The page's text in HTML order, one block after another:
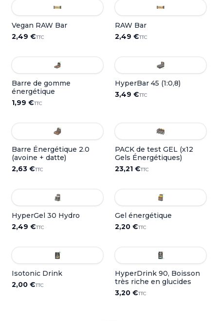
Vegan RAW Bar
2,49 €TTC
RAW Bar
2,49 €TTC
Barre de gomme
énergétique
1,99 €TTC
HyperBar 45 (1:0,8)
3,49 €TTC
Barre Énergétique 2.0
(avoine + datte)
2,63 €TTC
PACK de test GEL (x12
Gels Énergétiques)
23,21 €TTC
HyperGel 30 Hydro
2,49 €TTC
Gel énergétique
2,20 €TTC
Isotonic Drink
2,00 €TTC
HyperDrink 90, Boisson
très riche en glucides
3,20 €TTC